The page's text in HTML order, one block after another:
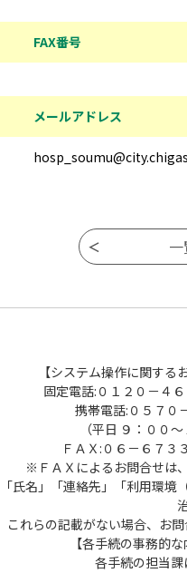
FAX番号
メールアドレス
【システム操作に関する
固定電話:０１２０－４
携帯電話:０５７０
（平日 ９：００～
ＦＡＸ:０６－６７３
※ＦＡＸによるお問合せは
「氏名」「連絡先」「利用環
これらの記載がない場合、お
【各手続の事務的
各手続の担当課